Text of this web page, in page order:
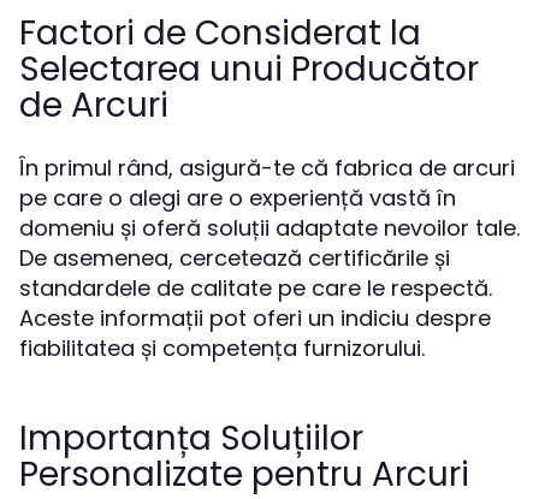
Factori de Considerat la
Selectarea unui Producător
de Arcuri
În primul rând, asigură-te că fabrica de arcuri
pe care o alegi are o experiență vastă în
domeniu și oferă soluții adaptate nevoilor tale.
De asemenea, cercetează certificările și
standardele de calitate pe care le respectă.
Aceste informații pot oferi un indiciu despre
fiabilitatea și competența furnizorului.
Importanța Soluțiilor
Personalizate pentru Arcuri